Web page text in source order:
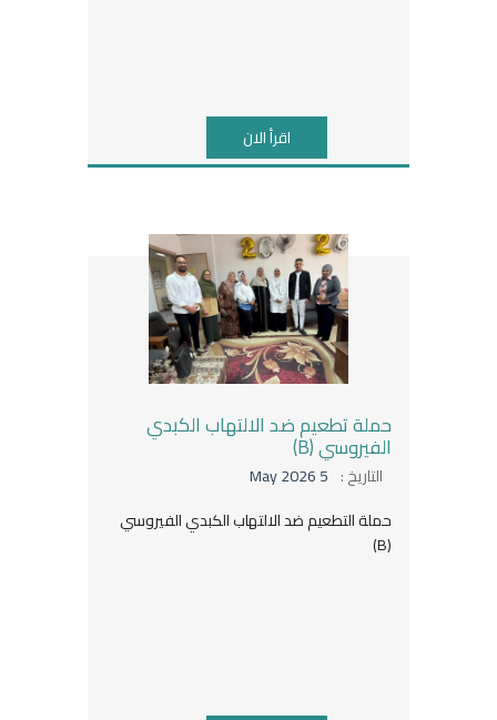
اقرأ الان
حملة تطعيم ضد الالتهاب الكبدي
الفيروسي (B)
التاريخ : 5 May 2026
حملة التطعيم ضد الالتهاب الكبدي الفيروسي
(B)